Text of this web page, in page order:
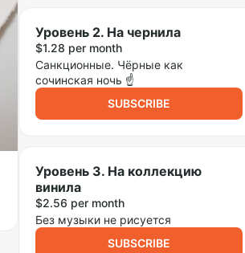
Уровень 2. На чернила
$1.28 per month
Санкционные. Чёрные как
сочинская ночь ☝️
SUBSCRIBE
Уровень 3. На коллекцию
винила
$2.56 per month
Без музыки не рисуется
SUBSCRIBE